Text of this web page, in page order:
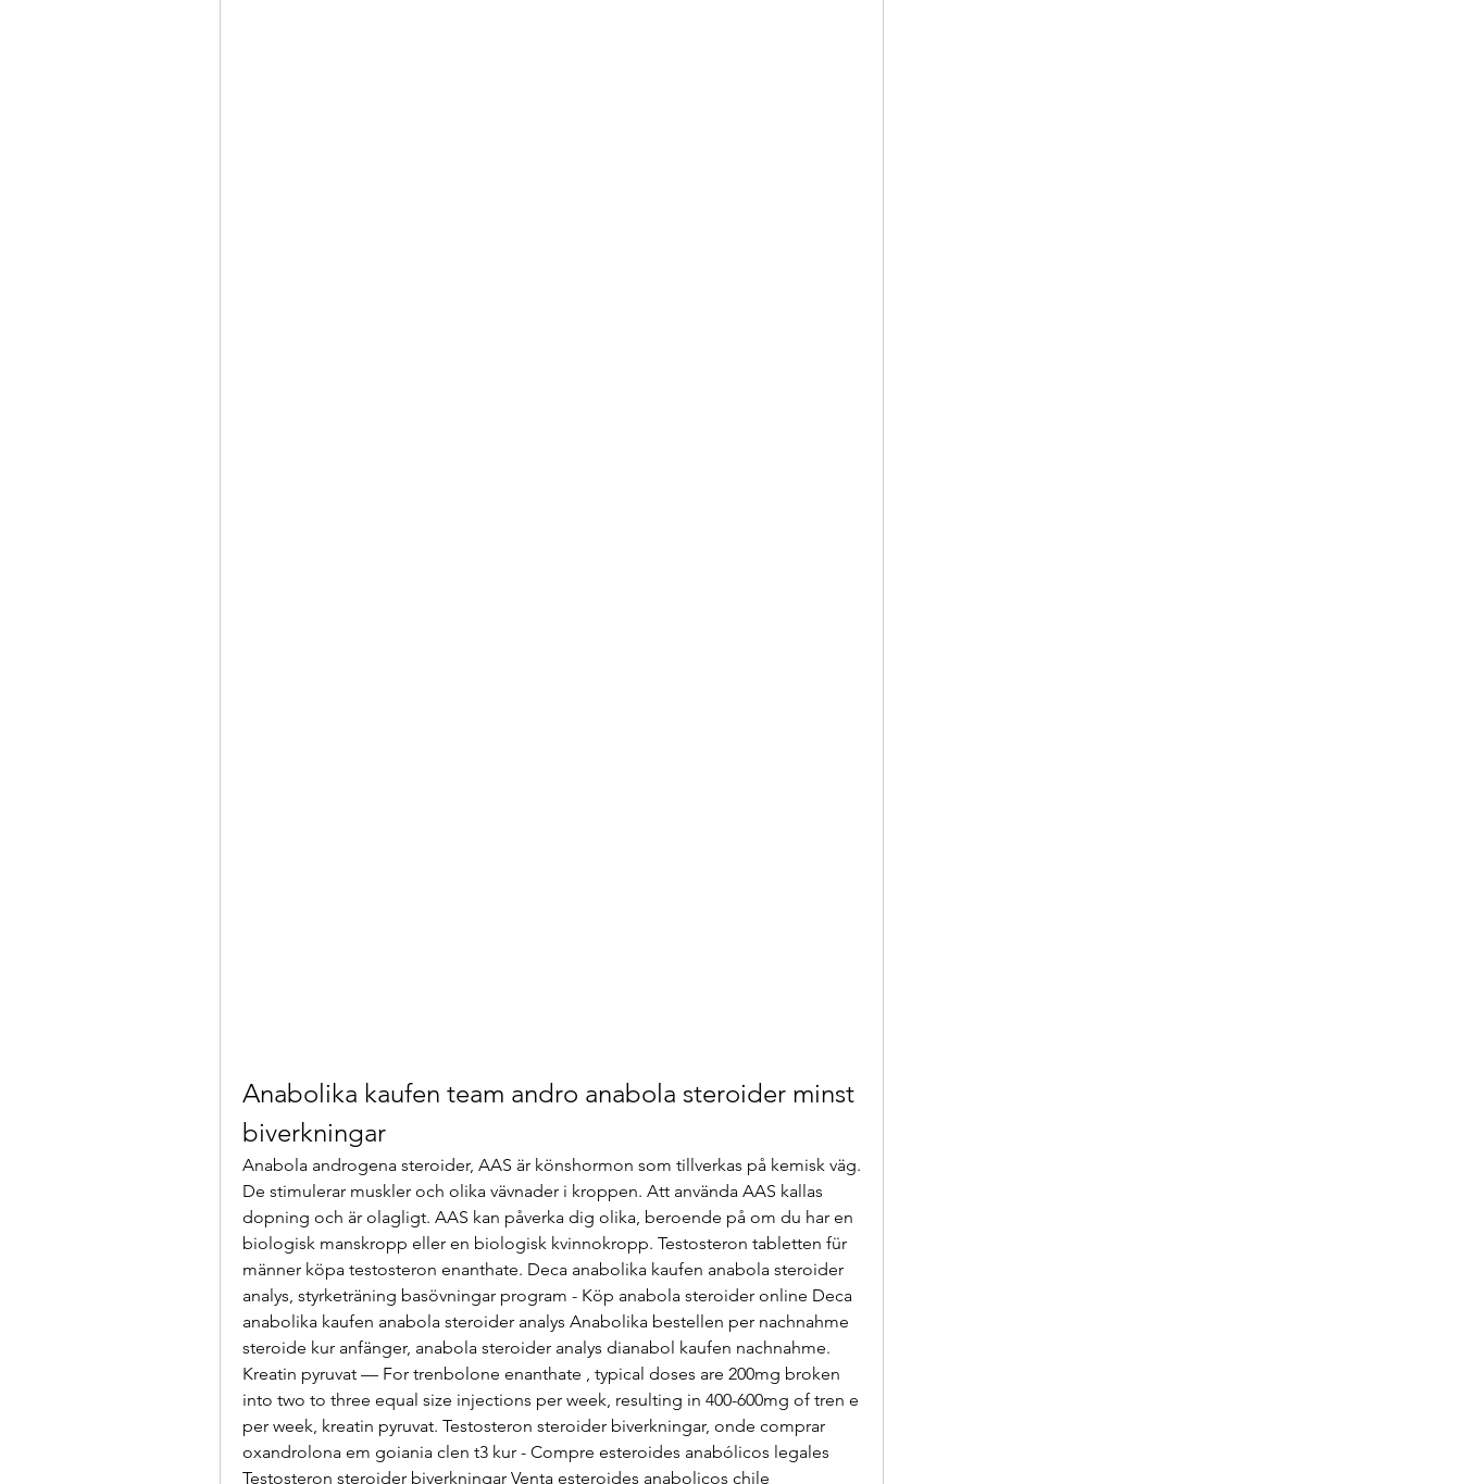
Anabolika kaufen team andro anabola steroider minst
biverkningar
Anabola androgena steroider, AAS är könshormon som tillverkas på kemisk väg.
De stimulerar muskler och olika vävnader i kroppen. Att använda AAS kallas
dopning och är olagligt. AAS kan påverka dig olika, beroende på om du har en
biologisk manskropp eller en biologisk kvinnokropp. Testosteron tabletten für
männer köpa testosteron enanthate. Deca anabolika kaufen anabola steroider
analys, styrketräning basövningar program - Köp anabola steroider online Deca
anabolika kaufen anabola steroider analys Anabolika bestellen per nachnahme
steroide kur anfänger, anabola steroider analys dianabol kaufen nachnahme.
Kreatin pyruvat — For trenbolone enanthate , typical doses are 200mg broken
into two to three equal size injections per week, resulting in 400-600mg of tren e
per week, kreatin pyruvat. Testosteron steroider biverkningar, onde comprar
oxandrolona em goiania clen t3 kur - Compre esteroides anabólicos legales
Testosteron steroider biverkningar Venta esteroides anabolicos chile